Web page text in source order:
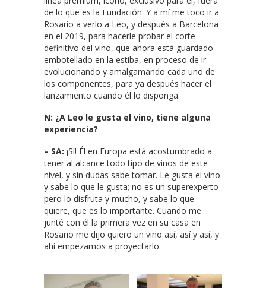
de lo que es la Fundación. Y a mí me toco ir a
Rosario a verlo a Leo, y después a Barcelona
en el 2019, para hacerle probar el corte
definitivo del vino, que ahora está guardado
embotellado en la estiba, en proceso de ir
evolucionando y amalgamando cada uno de
los componentes, para ya después hacer el
lanzamiento cuando él lo disponga.
N: ¿A Leo le gusta el vino, tiene alguna
experiencia?
– SA: ¡Sí! Él en Europa está acostumbrado a
tener al alcance todo tipo de vinos de este
nivel, y sin dudas sabe tomar. Le gusta el vino
y sabe lo que le gusta; no es un superexperto
pero lo disfruta y mucho, y sabe lo que
quiere, que es lo importante. Cuando me
junté con él la primera vez en su casa en
Rosario me dijo quiero un vino así, así y así, y
ahí empezamos a proyectarlo.